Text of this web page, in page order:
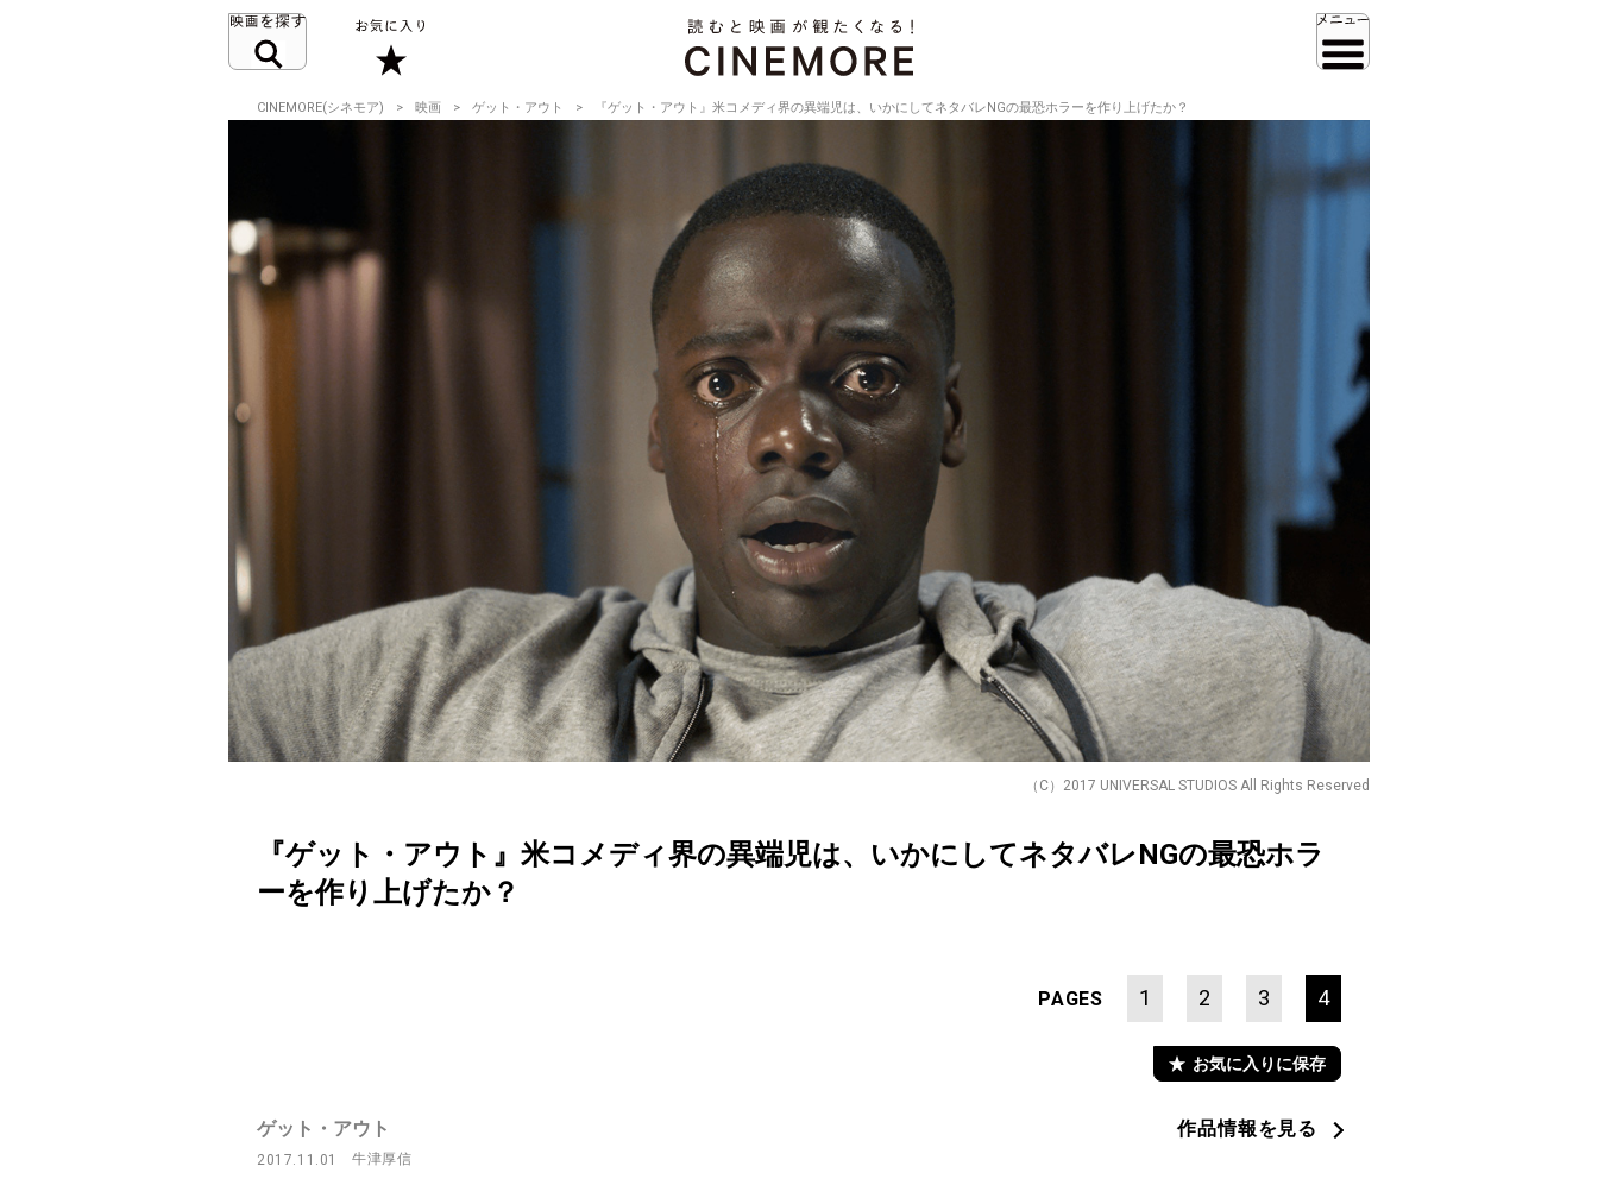
CINEMORE(シネモア) 映画 ゲット・アウト 『ゲット・アウト』米コメディ界の異端児は、いかにしてネタバレNGの最恐ホラーを作り上げたか？
（C）2017 UNIVERSAL STUDIOS All Rights Reserved
『ゲット・アウト』米コメディ界の異端児は、いかにしてネタバレNGの最恐ホラ
ーを作り上げたか？
PAGES 1 2 3 4
お気に入りに保存
ゲット・アウト
2017.11.01 牛津厚信
作品情報を見る